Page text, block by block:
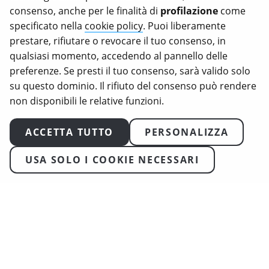
tasse nella misura consentita dalla legge.
Animal Equality, Love Veg e iAnimal sono marchi
registrati di Animal Equality.
2026Animal Equality. Tutti i diritti riservati
consenso, anche per le finalità di profilazione come
specificato nella cookie policy. Puoi liberamente
prestare, rifiutare o revocare il tuo consenso, in
qualsiasi momento, accedendo al pannello delle
preferenze. Se presti il tuo consenso, sarà valido solo
su questo dominio. Il rifiuto del consenso può rendere
non disponibili le relative funzioni.
ACCETTA TUTTO PERSONALIZZA
USA SOLO I COOKIE NECESSARI